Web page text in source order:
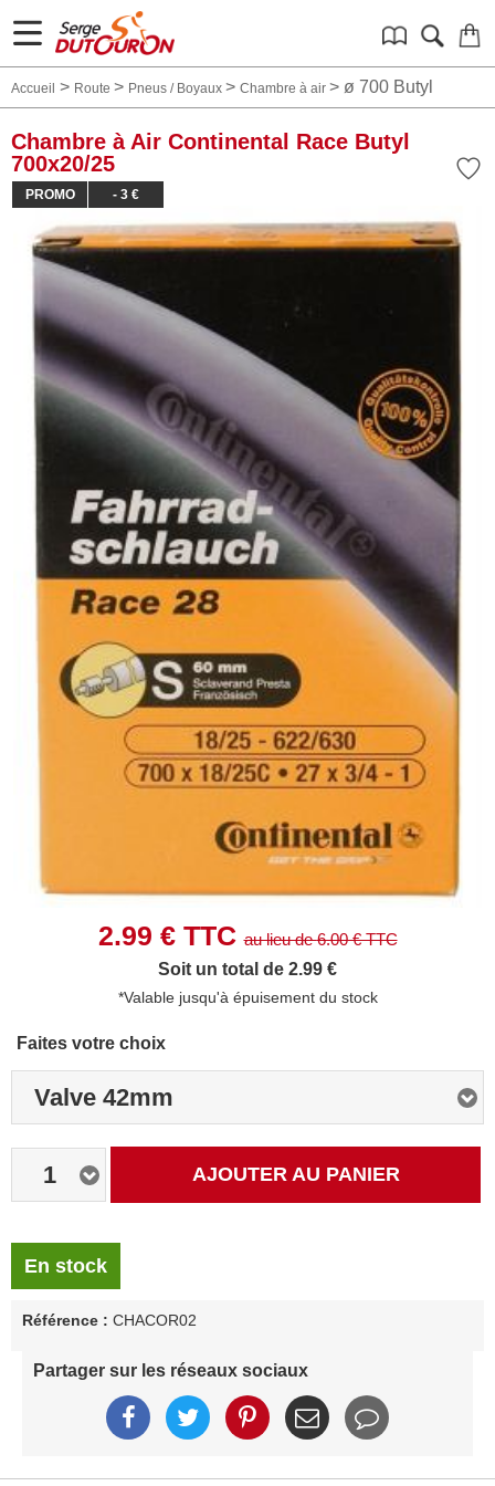
Accueil > Route > Pneus / Boyaux > Chambre à air > ø 700 Butyl
Chambre à Air Continental Race Butyl
700x20/25
PROMO - 3 €
2.99 € TTCau lieu de6.00€ TTC
Soit un total de 2.99 €
*Valable jusqu'à épuisement du stock
Faites votre choix
Valve 42mm
1 AJOUTER AU PANIER
En stock
Référence : CHACOR02
Partager sur les réseaux sociaux